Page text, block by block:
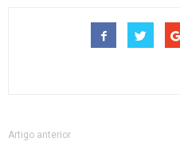
Artigo anterior